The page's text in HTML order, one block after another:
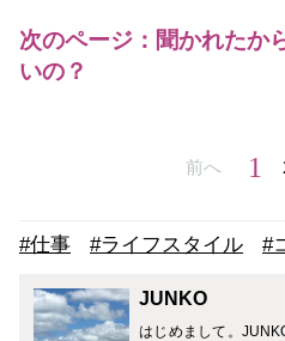
次のページ：聞かれたか
いの？
前へ 1
#仕事 #ライフスタイル #
JUNKO
はじめまして。